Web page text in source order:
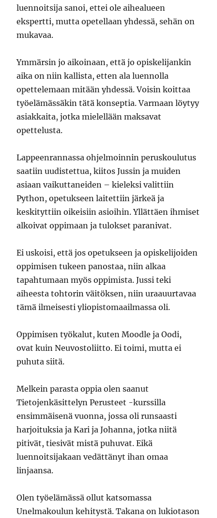
luennoitsija sanoi, ettei ole aihealueen
ekspertti, mutta opetellaan yhdessä, sehän on
mukavaa.
Ymmärsin jo aikoinaan, että jo opiskelijankin
aika on niin kallista, etten ala luennolla
opettelemaan mitään yhdessä. Voisin koittaa
työelämässäkin tätä konseptia. Varmaan löytyy
asiakkaita, jotka mielellään maksavat
opettelusta.
Lappeenrannassa ohjelmoinnin peruskoulutus
saatiin uudistettua, kiitos Jussin ja muiden
asiaan vaikuttaneiden – kieleksi valittiin
Python, opetukseen laitettiin järkeä ja
keskityttiin oikeisiin asioihin. Yllättäen ihmiset
alkoivat oppimaan ja tulokset paranivat.
Ei uskoisi, että jos opetukseen ja opiskelijoiden
oppimisen tukeen panostaa, niin alkaa
tapahtumaan myös oppimista. Jussi teki
aiheesta tohtorin väitöksen, niin uraauurtavaa
tämä ilmeisesti yliopistomaailmassa oli.
Oppimisen työkalut, kuten Moodle ja Oodi,
ovat kuin Neuvostoliitto. Ei toimi, mutta ei
puhuta siitä.
Melkein parasta oppia olen saanut
Tietojenkäsittelyn Perusteet -kurssilla
ensimmäisenä vuonna, jossa oli runsaasti
harjoituksia ja Kari ja Johanna, jotka niitä
pitivät, tiesivät mistä puhuvat. Eikä
luennoitsijakaan vedättänyt ihan omaa
linjaansa.
Olen työelämässä ollut katsomassa
Unelmakoulun kehitystä. Takana on lukiotason